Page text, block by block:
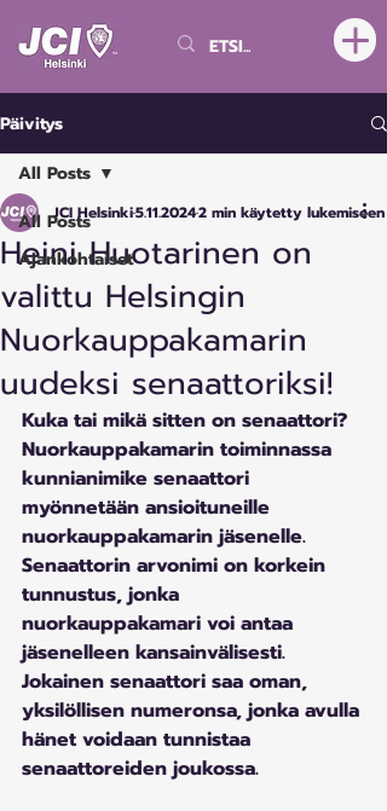
Päivitys
All Posts
Ajankohtaiset
All Posts
Heini Huotarinen on
valittu Helsingin
Nuorkauppakamarin
uudeksi senaattoriksi!
JCI Helsinki5.11.20242 min käytetty lukemiseen
Kuka tai mikä sitten on senaattori?
Nuorkauppakamarin toiminnassa
kunnianimike senaattori
myönnetään ansioituneille
nuorkauppakamarin jäsenelle.
Senaattorin arvonimi on korkein
tunnustus, jonka
nuorkauppakamari voi antaa
jäsenelleen kansainvälisesti.
Jokainen senaattori saa oman,
yksilöllisen numeronsa, jonka avulla
hänet voidaan tunnistaa
senaattoreiden joukossa.